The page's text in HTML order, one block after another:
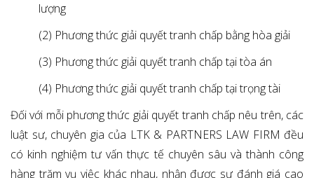
lượng
(2) Phương thức giải quyết tranh chấp bằng hòa giải
(3) Phương thức giải quyết tranh chấp tại tòa án
(4) Phương thức giải quyết tranh chấp tại trọng tài
Đối với mỗi phương thức giải quyết tranh chấp nêu trên, các
luật sư, chuyên gia của LTK & PARTNERS LAW FIRM đều
có kinh nghiệm tư vấn thực tế chuyên sâu và thành công
hàng trăm vụ việc khác nhau, nhận được sự đánh giá cao